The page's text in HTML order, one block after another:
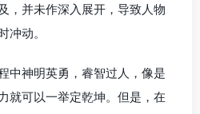
，并未作深入展开，导致人物
冲动。
中神明英勇，睿智过人，像是
就可以一举定乾坤。但是，在